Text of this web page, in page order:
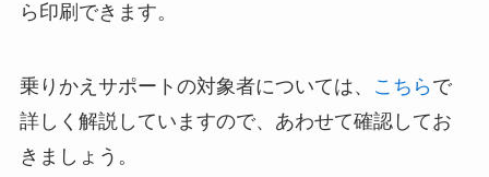
ら印刷できます。
乗りかえサポートの対象者については、 こちら で
詳しく解説していますので、あわせて確認してお
きましょう。